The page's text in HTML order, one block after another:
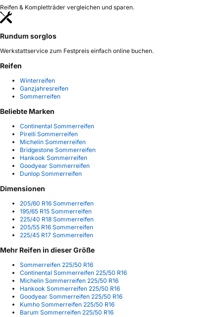
Reifen & Kompletträder vergleichen und sparen.
Rundum sorglos
Werkstattservice zum Festpreis einfach online buchen.
Reifen
Winterreifen
Ganzjahresreifen
Sommerreifen
Beliebte Marken
Continental Sommerreifen
Pirelli Sommerreifen
Michelin Sommerreifen
Bridgestone Sommerreifen
Hankook Sommerreifen
Goodyear Sommerreifen
Dunlop Sommerreifen
Dimensionen
205/60 R16 Sommerreifen
195/65 R15 Sommerreifen
225/40 R18 Sommerreifen
205/55 R16 Sommerreifen
225/45 R17 Sommerreifen
Mehr Reifen in dieser Größe
Sommerreifen 225/50 R16
Continental Sommerreifen 225/50 R16
Michelin Sommerreifen 225/50 R16
Hankook Sommerreifen 225/50 R16
Goodyear Sommerreifen 225/50 R16
Kumho Sommerreifen 225/50 R16
Barum Sommerreifen 225/50 R16